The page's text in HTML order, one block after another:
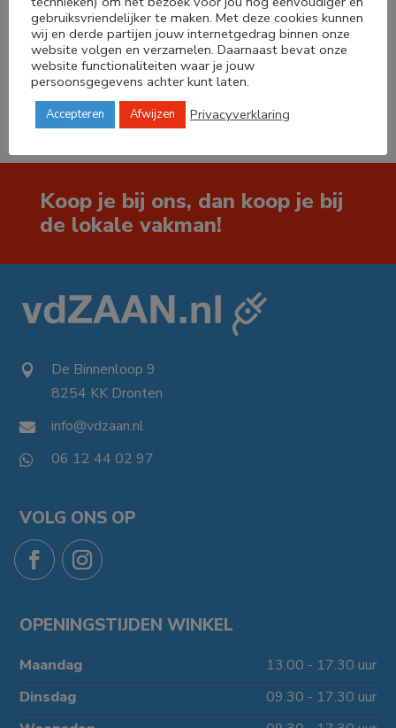
Deel dit product
   
Koop je bij ons, dan koop je bij
de lokale vakman!
 De Binnenloop 9
8254 KK Dronten
 info@vdzaan.nl
 06 12 44 02 97
VOLG ONS OP
OPENINGSTIJDEN WINKEL
Maandag
13.00 - 17.30 uur
Dinsdag
09.30 - 17.30 uur
gebruiksvriendelijker te maken. Met deze cookies kunnen
wij en derde partijen jouw internetgedrag binnen onze
website volgen en verzamelen. Daarnaast bevat onze
website functionaliteiten waar je jouw
persoonsgegevens achter kunt laten.
Accepteren Afwijzen Privacyverklaring